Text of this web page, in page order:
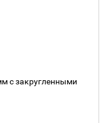
с закругленными